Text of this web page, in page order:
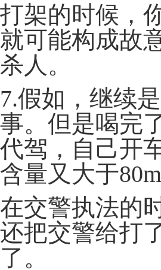
打架的时候，
就可能构成故
杀人。
7.假如，继续
事。但是喝完
代驾，自己开
含量又大于
在交警执法的
还把交警给打
了。